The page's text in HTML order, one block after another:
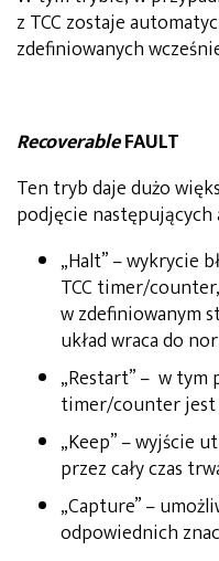
z TCC zostaje
zdefiniowanych
RecoverableFAULT
Ten tryb daje dużo
podjęcie następujących
„Halt” – wykrycie
TCC timer/
w zdefiniowanym
układ wraca do
„Restart” – w tym
timer/counter jest
„Keep” – wyjście
przez cały czas
„Capture” –
odpowiednich